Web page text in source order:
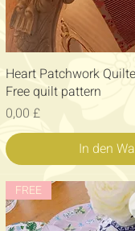
Heart Patchwork
Free quilt pattern
Preis
0,00 £
In den
FREE